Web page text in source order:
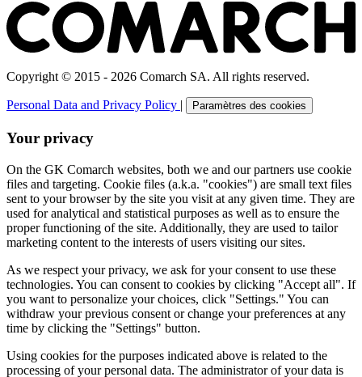
Copyright © 2015 - 2026 Comarch SA. All rights reserved.
Personal Data and Privacy Policy | Paramètres des cookies
Your privacy
On the GK Comarch websites, both we and our partners use cookie
files and targeting. Cookie files (a.k.a. "cookies") are small text files
sent to your browser by the site you visit at any given time. They are
used for analytical and statistical purposes as well as to ensure the
proper functioning of the site. Additionally, they are used to tailor
marketing content to the interests of users visiting our sites.
As we respect your privacy, we ask for your consent to use these
technologies. You can consent to cookies by clicking "Accept all". If
you want to personalize your choices, click "Settings." You can
withdraw your previous consent or change your preferences at any
time by clicking the "Settings" button.
Using cookies for the purposes indicated above is related to the
processing of your personal data. The administrator of your data is